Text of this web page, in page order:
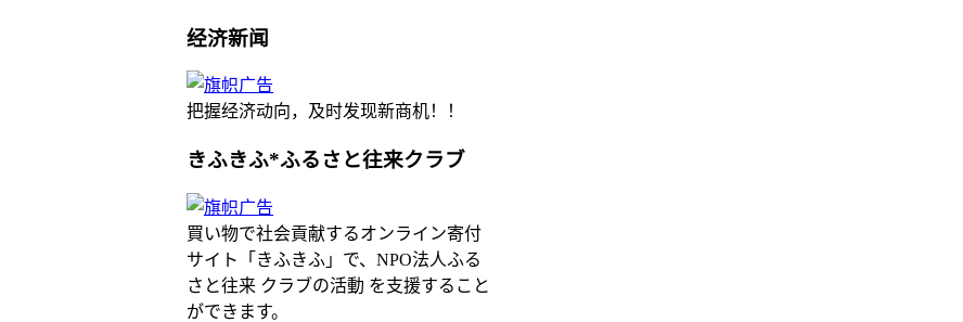
经济新闻
把握经济动向，及时发现新商机！！
きふきふ*ふるさと往来クラブ
買い物で社会貢献するオンライン寄付
サイト「きふきふ」で、NPO法人ふる
さと往来 クラブの活動 を支援すること
ができます。